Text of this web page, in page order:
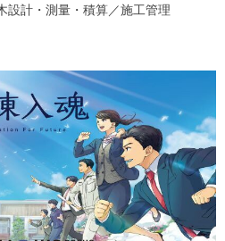
就活コラム
お役立ち記事・相談室など
就活チャンネル
動画で対策講座をチェック
よくある質問
設計・測量・積算／施工管理